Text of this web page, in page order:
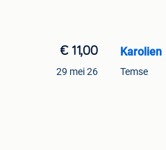
€ 11,00
29 mei 26
Karolien
Temse